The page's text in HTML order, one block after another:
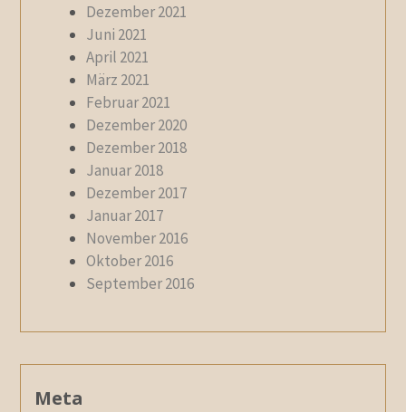
Dezember 2021
Juni 2021
April 2021
März 2021
Februar 2021
Dezember 2020
Dezember 2018
Januar 2018
Dezember 2017
Januar 2017
November 2016
Oktober 2016
September 2016
Meta